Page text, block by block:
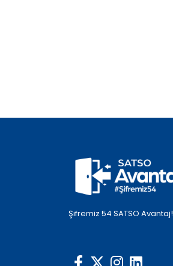
Şifremiz 54 SATSO Avantaj!